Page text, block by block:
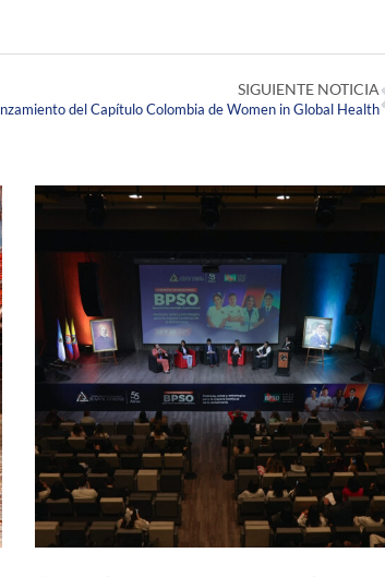
SIGUIENTE NOTICIA
del Capítulo Colombia de Women in Global Health